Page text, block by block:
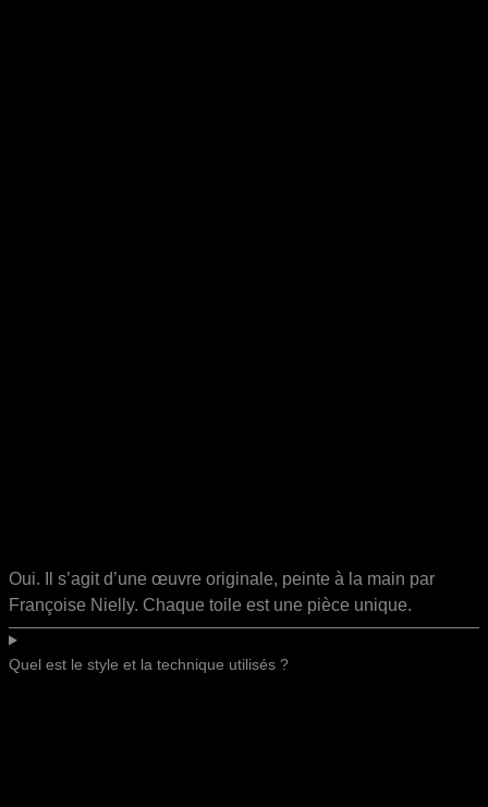
Oui. Il s’agit d’une œuvre originale, peinte à la main par
Françoise Nielly. Chaque toile est une pièce unique.
Quel est le style et la technique utilisés ?